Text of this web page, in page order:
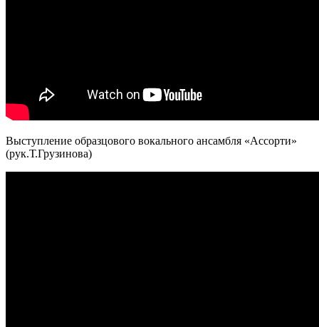
Выступление образцового вокального ансамбля «Ассорти»
(рук.Т.Грузинова)